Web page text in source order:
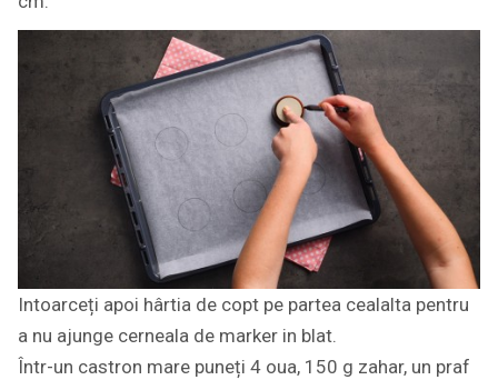
Intoarceți apoi hârtia de copt pe partea cealalta pentru
a nu ajunge cerneala de marker in blat.
Într-un castron mare puneți 4 oua, 150 g zahar, un praf